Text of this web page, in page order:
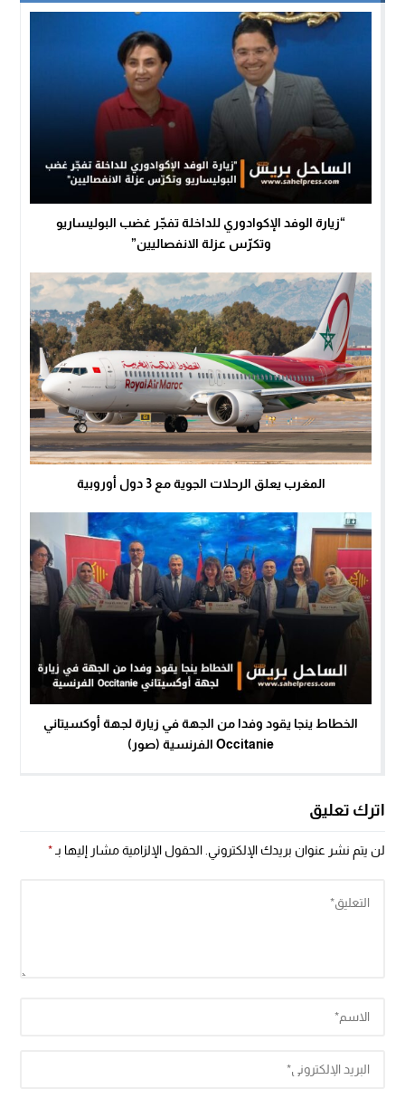
“زيارة الوفد الإكوادوري للداخلة تفجّر غضب البوليساريو
وتكرّس عزلة الانفصاليين”
المغرب يعلق الرحلات الجوية مع 3 دول أوروبية
الخطاط ينجا يقود وفدا من الجهة في زيارة لجهة أوكسيتاني
Occitanie الفرنسية (صور)
اترك تعليق
لن يتم نشر عنوان بريدك الإلكتروني. الحقول الإلزامية مشار إليها بـ*